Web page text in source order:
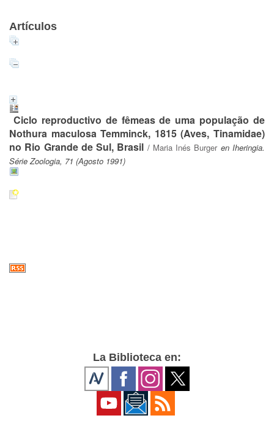
Artículos
Ciclo reproductivo de fêmeas de uma população de
Nothura maculosa Temminck, 1815 (Aves, Tinamidae)
no Rio Grande de Sul, Brasil / Maria Inés Burger en Iheringia.
Série Zoologia, 71 (Agosto 1991)
La Biblioteca en: